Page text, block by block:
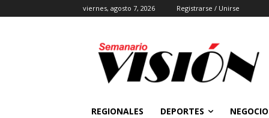
viernes, agosto 7, 2026 Registrarse / Unirse
REGIONALES DEPORTES